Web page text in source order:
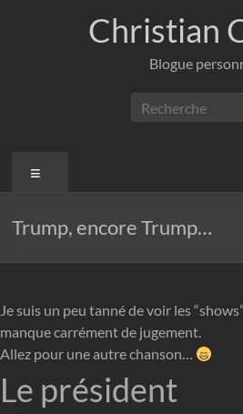
Christian
Blogue
Trump, encore Trump…
Je suis un peu tanné de voir les
manque carrément de jugement.
Allez pour une autre chanson…
Le président